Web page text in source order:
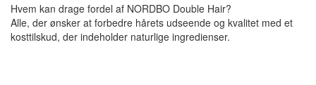
Hvem kan drage fordel af NORDBO Double Hair?
Alle, der ønsker at forbedre hårets udseende og kvalitet med et
kosttilskud, der indeholder naturlige ingredienser.